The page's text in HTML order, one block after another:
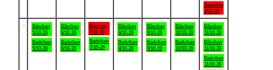
Badviken
4/10-26
Båtviken
5/10-26
Badviken
5/10-26
Båtviken
6/10-26
Badviken
6/10-26
Båtviken
7/10-26
Badviken
7/10-26
Båtviken
8/10-26
Badviken
8/10-26
Båtviken
9/10-26
Badviken
9/10-26
Båtviken
10/10-26
Badviken
10/10-26
Båtviken
11/10-26
Båtviken
11/10-26
Badviken
11/10-26